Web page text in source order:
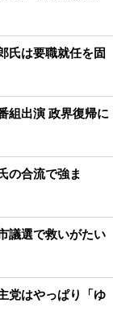
氏は要職就任を固
組出演 政界復帰に
の合流で強ま
議選で救いがたい
党はやっぱり「ゆ